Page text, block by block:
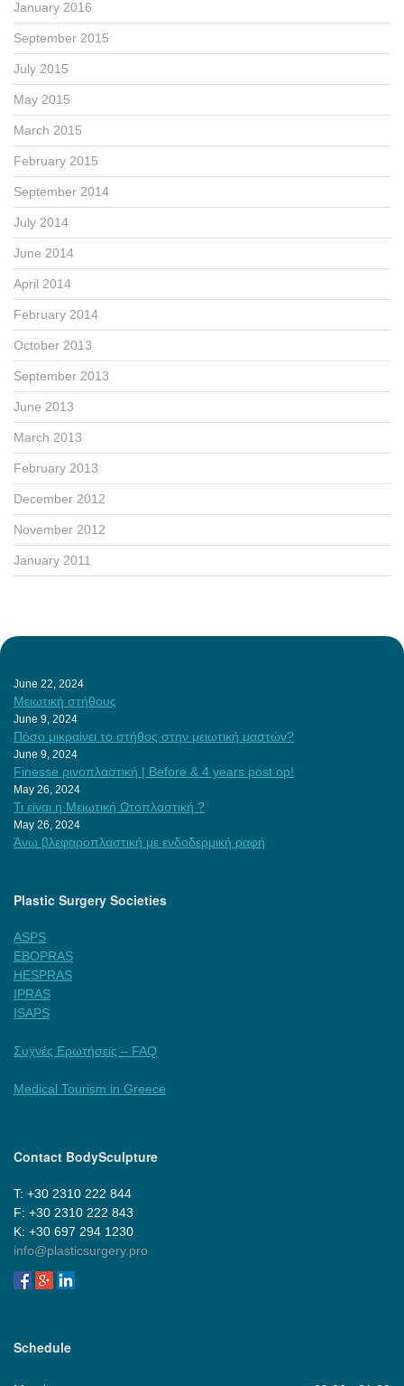
January 2016
September 2015
July 2015
May 2015
March 2015
February 2015
September 2014
July 2014
June 2014
April 2014
February 2014
October 2013
September 2013
June 2013
March 2013
February 2013
December 2012
November 2012
January 2011
June 22, 2024
Μειωτική στήθους
June 9, 2024
Πόσο μικραίνει το στήθος στην μειωτική μαστών?
June 9, 2024
Finesse ρινοπλαστική | Before & 4 years post op!
May 26, 2024
Τι είναι η Μειωτική Ωτοπλαστική ?
May 26, 2024
Άνω βλεφαροπλαστική με ενδοδερμική ραφή
Plastic Surgery Societies
ASPS
EBOPRAS
HESPRAS
IPRAS
ISAPS
Συχνές Ερωτήσεις – FAQ
Medical Tourism in Greece
Contact BodySculpture
Τ: +30 2310 222 844
F: +30 2310 222 843
Κ: +30 697 294 1230
info@plasticsurgery.pro
Schedule